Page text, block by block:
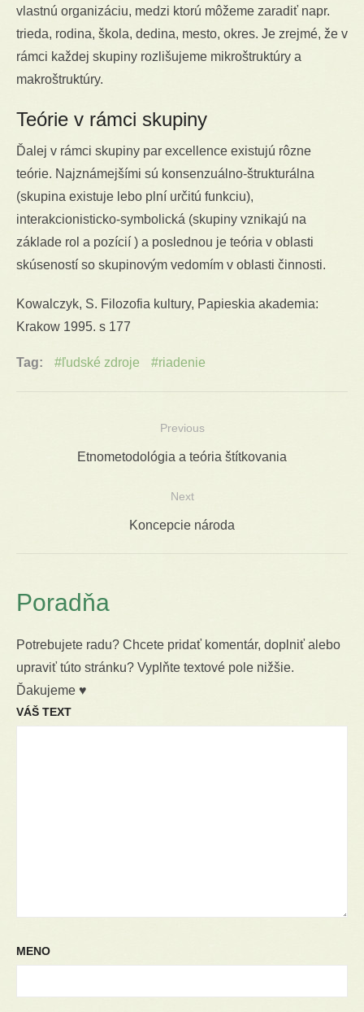
vlastnú organizáciu, medzi ktorú môžeme zaradiť napr.
trieda, rodina, škola, dedina, mesto, okres. Je zrejmé, že v
rámci každej skupiny rozlišujeme mikroštruktúry a
makroštruktúry.
Teórie v rámci skupiny
Ďalej v rámci skupiny par excellence existujú rôzne
teórie. Najznámejšími sú konsenzuálno-štrukturálna
(skupina existuje lebo plní určitú funkciu),
interakcionisticko-symbolická (skupiny vznikajú na
základe rol a pozícií ) a poslednou je teória v oblasti
skúseností so skupinovým vedomím v oblasti činnosti.
Kowalczyk, S. Filozofia kultury, Papieskia akademia:
Krakow 1995. s 177
Tag: ľudské zdroje riadenie
Navigácia
Previous
Previous
Etnometodológia a teória štítkovania
Next
Next
Koncepcie národa
Poradňa
Potrebujete radu? Chcete pridať komentár, doplniť alebo
upraviť túto stránku? Vyplňte textové pole nižšie.
Ďakujeme ♥
VÁŠ TEXT
MENO